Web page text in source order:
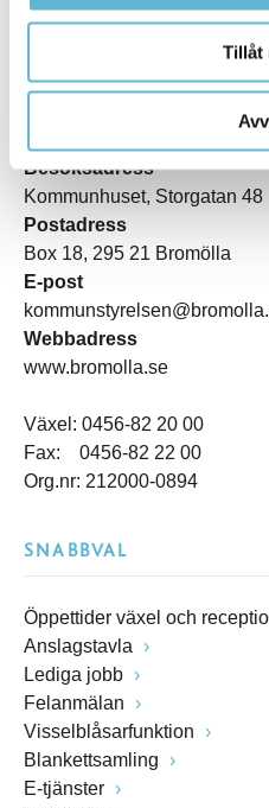
Tillåt
KONTAKT
Besöksadress
Kommunhuset, Storgatan 48
Postadress
Box 18, 295 21 Bromölla
E-post
Webbadress
www.bromolla.se
Växel: 0456-82 20 00
Fax: 0456-82 22 00
Org.nr: 212000-0894
SNABBVAL
Öppettider växel och
Anslagstavla
Lediga jobb
Felanmälan
Visselblåsarfunktion
Blankettsamling
E-tjänster